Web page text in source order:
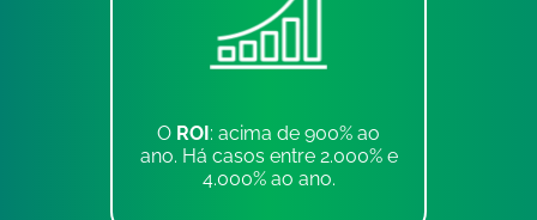
O ROI: acima de 900% ao
ano. Há casos entre 2.000% e
4.000% ao ano.